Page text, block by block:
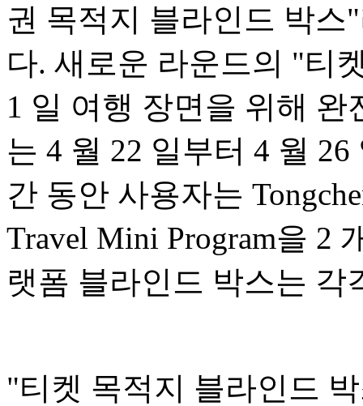
권 목적지 블라인드 박
다. 새로운 라운드의 "티
1 일 여행 장면을 위해
는 4 월 22 일부터 4 월
간 동안 사용자는
Travel Mini Program을 2
랫폼 블라인드 박스는 각
"티켓 목적지 블라인드